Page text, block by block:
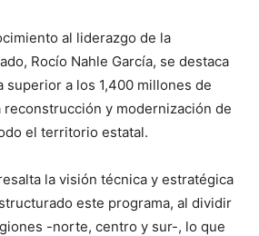
al liderazgo de la
Rocío Nahle García, se destaca
superior a los 1,400 millones de
reconstrucción y modernización de
el territorio estatal.
la visión técnica y estratégica
este programa, al dividir
-norte, centro y sur-, lo que